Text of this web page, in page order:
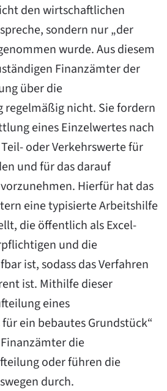
den wirtschaftlichen
sondern nur „der
wurde. Aus diesem
Finanzämter der
über die
regelmäßig nicht. Sie fordern
eines Einzelwertes nach
oder Verkehrswerte für
und für das darauf
Hierfür hat das
eine typisierte Arbeitshilfe
die öffentlich als Excel-
und die
ist, sodass das Verfahren
ist. Mithilfe dieser
eines
ein bebautes Grundstück“
die
oder führen die
durch.